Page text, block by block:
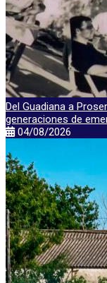
Del Guadiana a
generaciones de
04/08/2026